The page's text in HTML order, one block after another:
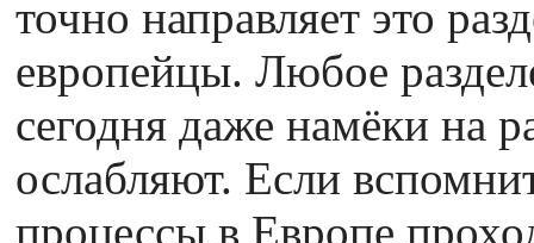
точно направляет это
европейцы. Любое
сегодня даже намёки на
ослабляют. Если
процессы в Европе